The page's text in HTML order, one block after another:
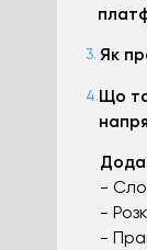
3. Як
4. Що
-
-
-